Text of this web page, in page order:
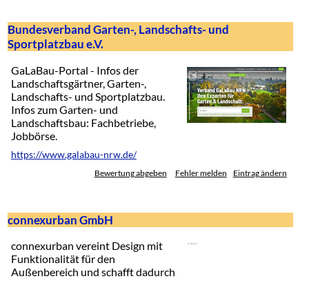
Bundesverband Garten-, Landschafts- und
Sportplatzbau e.V.
GaLaBau-Portal - Infos der
Landschaftsgärtner, Garten-,
Landschafts- und Sportplatzbau.
Infos zum Garten- und
Landschaftsbau: Fachbetriebe,
Jobbörse.
https://www.galabau-nrw.de/
Bewertung abgeben Fehler melden Eintrag ändern
connexurban GmbH
connexurban vereint Design mit
Funktionalität für den
Außenbereich und schafft dadurch